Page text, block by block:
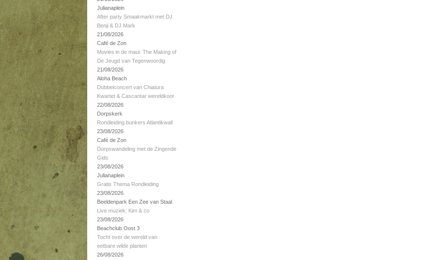
Julianaplein
After party Smaakmarkt met DJ
Benji & DJ Mark
21/08/2026
Café de Zon
Movies in de maui: The Making of
De Jeugd van Tegenwoordig
21/08/2026
Aloha Beach
Dubbelconcert van Chiatura
Kwartet & Cascantar wereldkoor
22/08/2026
Dorpskerk
Rondleiding bunkers Atlantikwall
23/08/2026
Café de Zon
Dorpswandeling met de Zingende
Gids
23/08/2026
Julianaplein
Gratis Thema Rondleiding
23/08/2026
Beeldenpark Een Zee van Staal
Live muziek: Kim & co
23/08/2026
Beachclub Oost 3
Tocht over de wereld van
eetbare wilde planten
26/08/2026